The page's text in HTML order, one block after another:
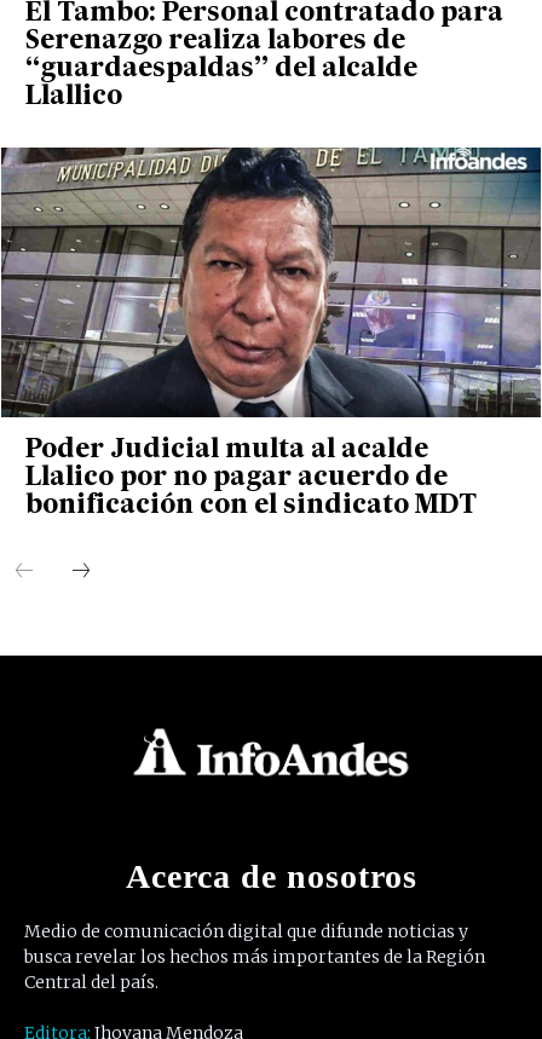
El Tambo: Personal contratado para
Serenazgo realiza labores de
“guardaespaldas” del alcalde
Llallico
Poder Judicial multa al acalde
Llalico por no pagar acuerdo de
bonificación con el sindicato MDT
Acerca de nosotros
Medio de comunicación digital que difunde noticias y
busca revelar los hechos más importantes de la Región
Central del país.
Editora: Jhovana Mendoza